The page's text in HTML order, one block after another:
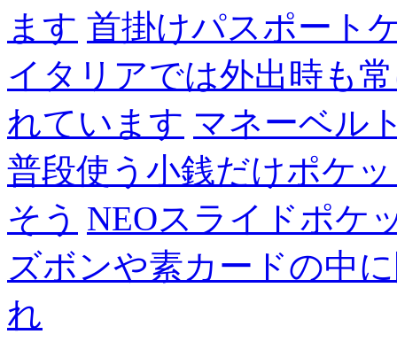
ます 首掛けパスポート
イタリアでは外出時も
れています マネーベル
普段使う小銭だけポケ
そう NEOスライドポケ
ズボンや素カードの中
れ